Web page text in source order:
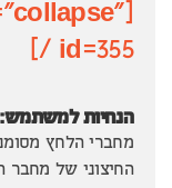
id=355 /]
הנחיות למשתמש:
מחברי הלחץ
החיצוני של